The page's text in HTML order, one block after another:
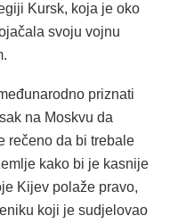
Kursk, koja je oko
svoju vojnu
priznati
na Moskvu da
rečeno da bi trebale
kako bi je kasnije
Kijev polaže pravo,
koji je sudjelovao